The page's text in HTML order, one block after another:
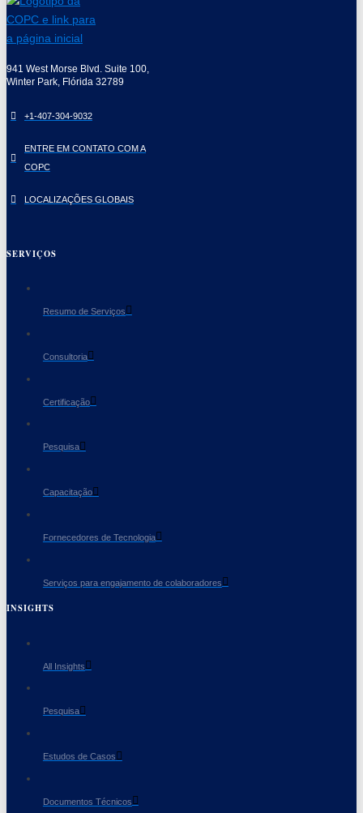
941 West Morse Blvd. Suite 100,
Winter Park, Flórida 32789
+1-407-304-9032
ENTRE EM CONTATO COM A
COPC
LOCALIZAÇÕES GLOBAIS
SERVIÇOS
Resumo de Serviços
Consultoria
Certificação
Pesquisa
Capacitação
Fornecedores de Tecnologia
Serviços para engajamento de colaboradores
INSIGHTS
All Insights
Pesquisa
Estudos de Casos
Documentos Técnicos